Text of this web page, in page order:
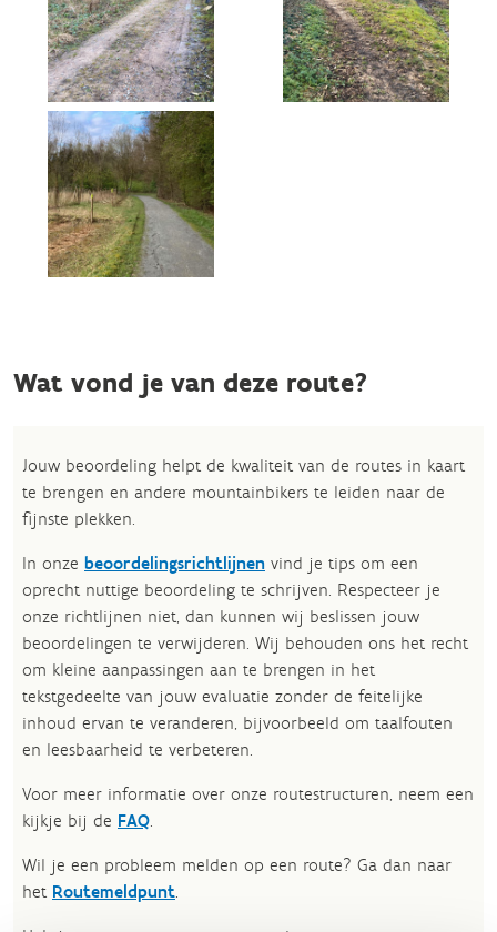
Wat vond je van deze route?
Jouw beoordeling helpt de kwaliteit van de routes in kaart
te brengen en andere mountainbikers te leiden naar de
fijnste plekken.
In onze beoordelingsrichtlijnen vind je tips om een
oprecht nuttige beoordeling te schrijven. Respecteer je
onze richtlijnen niet, dan kunnen wij beslissen jouw
beoordelingen te verwijderen. Wij behouden ons het recht
om kleine aanpassingen aan te brengen in het
tekstgedeelte van jouw evaluatie zonder de feitelijke
inhoud ervan te veranderen, bijvoorbeeld om taalfouten
en leesbaarheid te verbeteren.​
Voor meer informatie over onze routestructuren, neem een
kijkje bij de FAQ.
Wil je een probleem melden op een route? Ga dan naar
het Routemeldpunt.